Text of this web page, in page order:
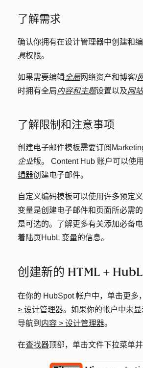
了解需求
确认你拥有在设计管理器中创建和
具权限。
如果需要编辑全局网络资产和博客/
时拥有全局内容和主题设置以及网
了解限制和注意事项
创建电子邮件模板需要订阅
企业版。 Content Hub 账户可以使用
辑器创建电子邮件。
自定义编码模板可以使用许多预定
变量是创建电子邮件和页面所必需
是可选的。了解更多有关添加必备
着陆页HubL 变量的信息。
创建新的 HTML +
在你的 HubSpot 帐户中，单击更多
> 设计管理器。如果你的帐户中未显
导航到 内容 > 设计管理器。
在查找器顶部，单击文件下拉菜单